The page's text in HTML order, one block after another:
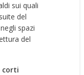
sui quali
del
spazi
del
corti